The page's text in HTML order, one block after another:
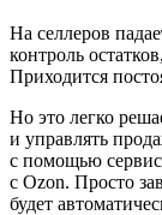
На селлеров
контроль
Приходится
Но это легко
и управлять
с помощью
с Ozon. Просто
будет